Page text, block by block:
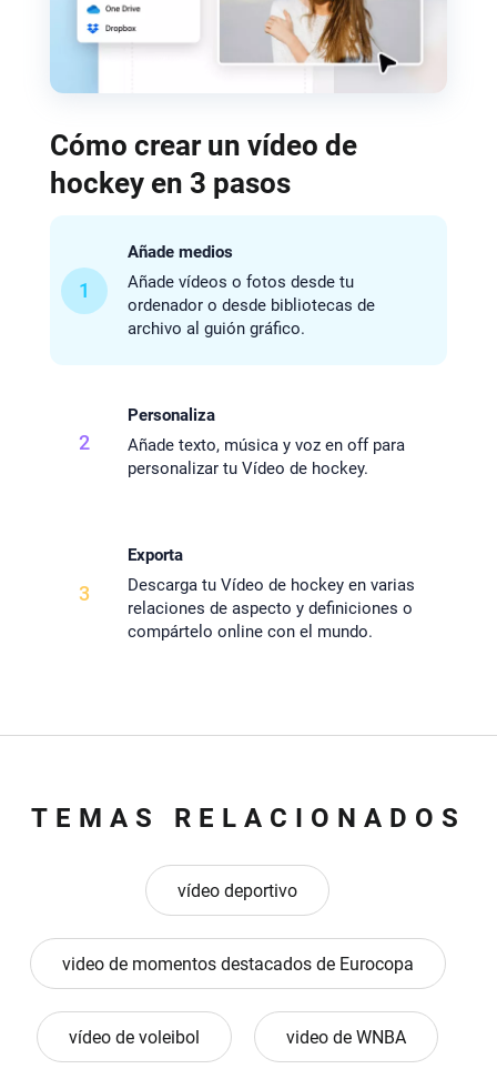
Cómo crear un vídeo de
hockey en 3 pasos
1
Añade medios
Añade vídeos o fotos desde tu
ordenador o desde bibliotecas de
archivo al guión gráfico.
2
Personaliza
Añade texto, música y voz en off para
personalizar tu Vídeo de hockey.
3
Exporta
Descarga tu Vídeo de hockey en varias
relaciones de aspecto y definiciones o
compártelo online con el mundo.
TEMAS RELACIONADOS
vídeo deportivo
video de momentos destacados de Eurocopa
vídeo de voleibol video de WNBA